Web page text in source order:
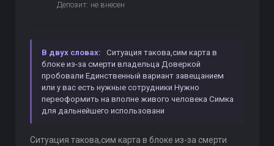
Депозит: не внесен
В двух словах:
Ситуация такова,сим карта в
блоке из-за смерти владельца Доверкой
пробовали Единственный вариант завещанием
или у вас есть нужные сотрудники Нужно
переоформить на вполне живого человека Симка
для дальнейшего использовани
Ситуация такова,сим карта в блоке из-за смерти